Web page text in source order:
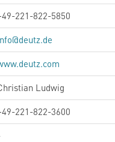
221-822-5850
Ludwig
221-822-3600